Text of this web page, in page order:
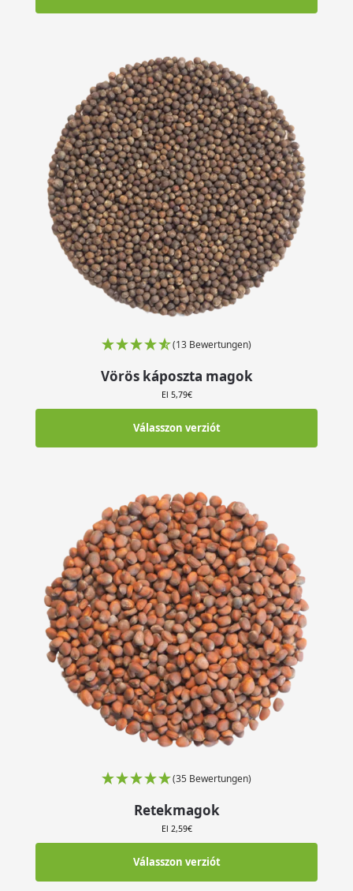
(13 Bewertungen)
Vörös káposzta magok
El 5,79€
Válasszon verziót
(35 Bewertungen)
Retekmagok
El 2,59€
Válasszon verziót